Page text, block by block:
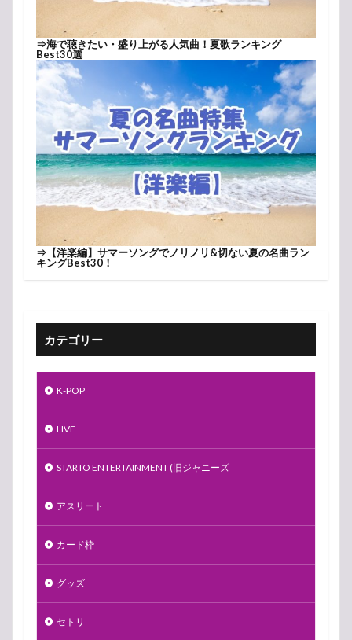
⇒海で聴きたい・盛り上がる人気曲！夏歌ランキング
Best30選
⇒ 【洋楽編】サマーソングでノリノリ&切ない夏の名曲ラン
キングBest30！
カテゴリー
K-POP
LIVE
STARTO ENTERTAINMENT (旧ジャニーズ
アスリート
カード枠
グッズ
セトリ